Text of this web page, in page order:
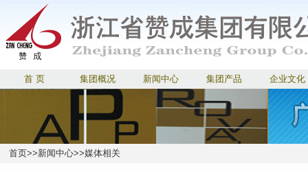
首 页 集团概况 新闻中心 集团产品 企业文化
首页>>新闻中心>>媒体相关